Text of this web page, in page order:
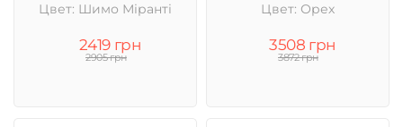
Цвет: Шимо Міранті
2419 грн
2905 грн
Цвет: Орех
3508 грн
3872 грн